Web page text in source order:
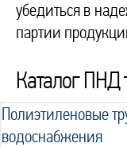
убедиться в
партии
Каталог ПНД
Полиэтиленовые
водоснабжения